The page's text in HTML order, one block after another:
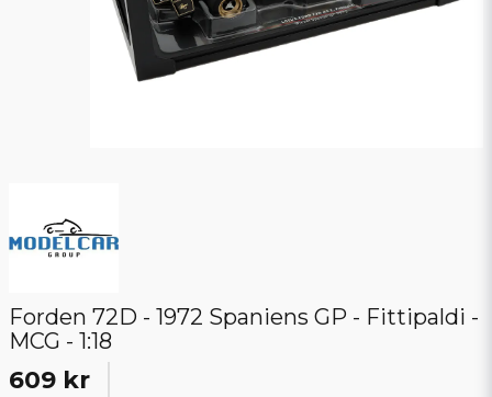
Forden 72D - 1972 Spaniens GP - Fittipaldi -
MCG - 1:18
609 kr